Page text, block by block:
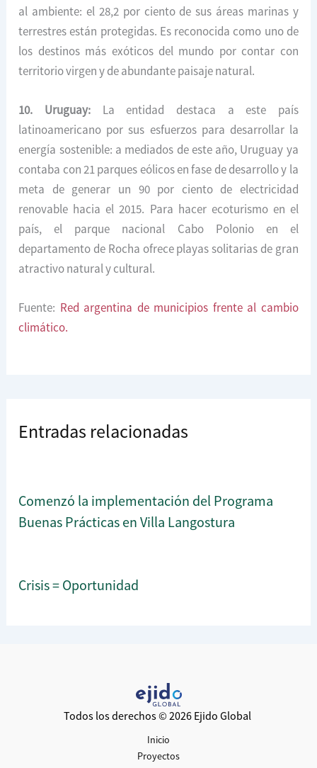
al ambiente: el 28,2 por ciento de sus áreas marinas y
terrestres están protegidas. Es reconocida como uno de
los destinos más exóticos del mundo por contar con
territorio virgen y de abundante paisaje natural.
10. Uruguay:La entidad destaca a este país
latinoamericano por sus esfuerzos para desarrollar la
energía sostenible: a mediados de este año, Uruguay ya
contaba con 21 parques eólicos en fase de desarrollo y la
meta de generar un 90 por ciento de electricidad
renovable hacia el 2015. Para hacer ecoturismo en el
país, el parque nacional Cabo Polonio en el
departamento de Rocha ofrece playas solitarias de gran
atractivo natural y cultural.
Fuente: Red argentina de municipios frente al cambio
climático.
Entradas relacionadas
Comenzó la implementación del Programa
Buenas Prácticas en Villa Langostura
Crisis = Oportunidad
Todos los derechos © 2026 Ejido Global
Inicio
Proyectos